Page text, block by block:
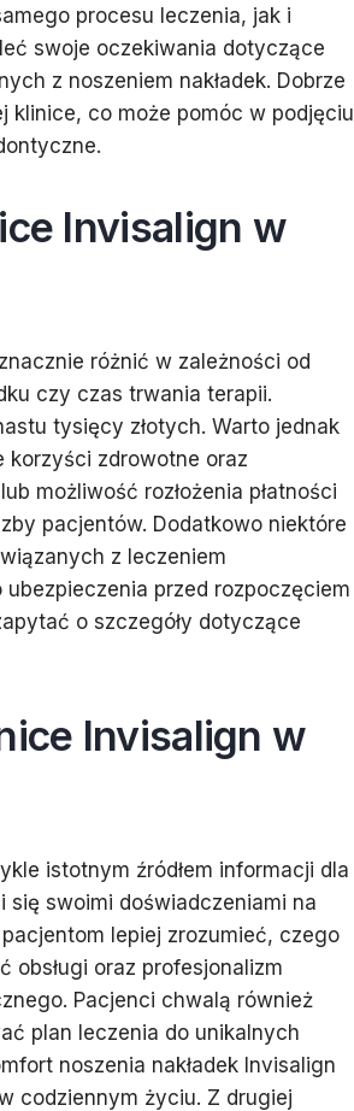
procesu leczenia, jak i
swoje oczekiwania dotyczące
z noszeniem nakładek. Dobrze
klinice, co może pomóc w podjęciu
Invisalign w
różnić w zależności od
czy czas trwania terapii.
tysięcy złotych. Warto jednak
korzyści zdrowotne oraz
możliwość rozłożenia płatności
pacjentów. Dodatkowo niektóre
z leczeniem
przed rozpoczęciem
o szczegóły dotyczące
Invisalign w
istotnym źródłem informacji dla
się swoimi doświadczeniami na
lepiej zrozumieć, czego
obsługi oraz profesjonalizm
Pacjenci chwalą również
plan leczenia do unikalnych
noszenia nakładek Invisalign
codziennym życiu. Z drugiej